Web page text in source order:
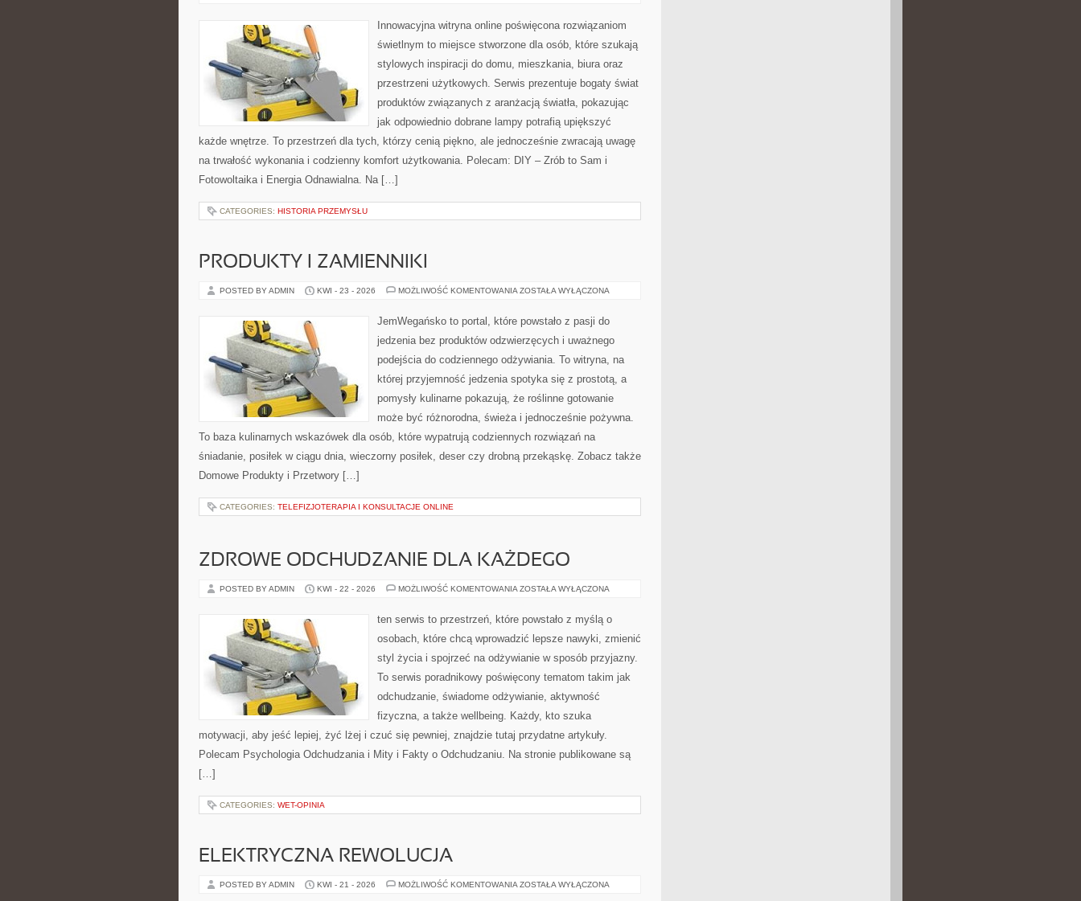
PRZEMYSŁOWE
Innowacyjna witryna online poświęcona rozwiązaniom
świetlnym to miejsce stworzone dla osób, które szukają
stylowych inspiracji do domu, mieszkania, biura oraz
przestrzeni użytkowych. Serwis prezentuje bogaty świat
produktów związanych z aranżacją światła, pokazując
jak odpowiednio dobrane lampy potrafią upiększyć
każde wnętrze. To przestrzeń dla tych, którzy cenią piękno, ale jednocześnie zwracają uwagę
na trwałość wykonania i codzienny komfort użytkowania. Polecam: DIY – Zrób to Sam i
Fotowoltaika i Energia Odnawialna. Na […]
CATEGORIES: HISTORIA PRZEMYSŁU
PRODUKTY I ZAMIENNIKI
POSTED BY ADMIN KWI - 23 - 2026 MOŻLIWOŚĆ KOMENTOWANIA PRODUKTY
ZOSTAŁA WYŁĄCZONA
JemWegańsko to portal, które powstało z pasji do
jedzenia bez produktów odzwierzęcych i uważnego
podejścia do codziennego odżywiania. To witryna, na
której przyjemność jedzenia spotyka się z prostotą, a
pomysły kulinarne pokazują, że roślinne gotowanie
może być różnorodna, świeża i jednocześnie pożywna.
To baza kulinarnych wskazówek dla osób, które wypatrują codziennych rozwiązań na
śniadanie, posiłek w ciągu dnia, wieczorny posiłek, deser czy drobną przekąskę. Zobacz także
Domowe Produkty i Przetwory […]
CATEGORIES: TELEFIZJOTERAPIA I KONSULTACJE ONLINE
ZDROWE ODCHUDZANIE DLA KAŻDEGO
POSTED BY ADMIN KWI - 22 - 2026 MOŻLIWOŚĆ KOMENTOWANIA ZDROWE
KAŻDEGO
ZOSTAŁA WYŁĄCZONA
ten serwis to przestrzeń, które powstało z myślą o
osobach, które chcą wprowadzić lepsze nawyki, zmienić
styl życia i spojrzeć na odżywianie w sposób przyjazny.
To serwis poradnikowy poświęcony tematom takim jak
odchudzanie, świadome odżywianie, aktywność
fizyczna, a także wellbeing. Każdy, kto szuka
motywacji, aby jeść lepiej, żyć lżej i czuć się pewniej, znajdzie tutaj przydatne artykuły.
Polecam Psychologia Odchudzania i Mity i Fakty o Odchudzaniu. Na stronie publikowane są
[…]
CATEGORIES: WET-OPINIA
ELEKTRYCZNA REWOLUCJA
POSTED BY ADMIN KWI - 21 - 2026 MOŻLIWOŚĆ KOMENTOWANIA ELEKTRYCZNA
ZOSTAŁA WYŁĄCZONA